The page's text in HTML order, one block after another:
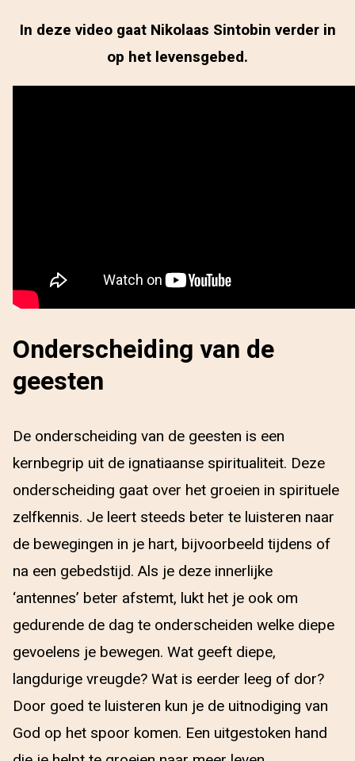
In deze video gaat Nikolaas Sintobin verder in
op het levensgebed.
Onderscheiding van de
geesten
De onderscheiding van de geesten is een
kernbegrip uit de ignatiaanse spiritualiteit. Deze
onderscheiding gaat over het groeien in spirituele
zelfkennis. Je leert steeds beter te luisteren naar
de bewegingen in je hart, bijvoorbeeld tijdens of
na een gebedstijd. Als je deze innerlijke
‘antennes’ beter afstemt, lukt het je ook om
gedurende de dag te onderscheiden welke diepe
gevoelens je bewegen. Wat geeft diepe,
langdurige vreugde? Wat is eerder leeg of dor?
Door goed te luisteren kun je de uitnodiging van
God op het spoor komen. Een uitgestoken hand